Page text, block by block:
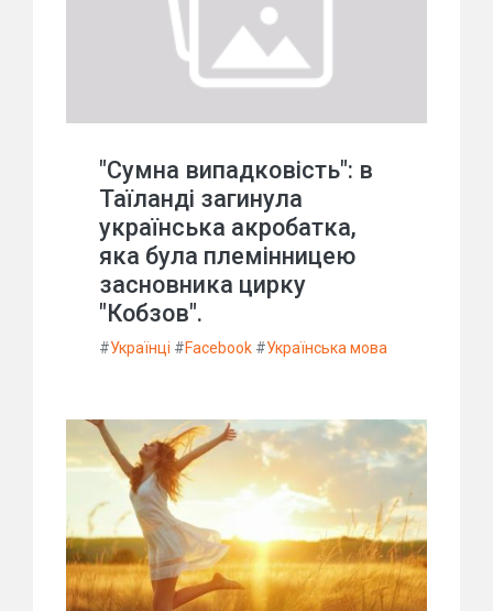
"Сумна випадковість": в
Таїланді загинула
українська акробатка,
яка була племінницею
засновника цирку
"Кобзов".
#Українці #Facebook #Українська мова